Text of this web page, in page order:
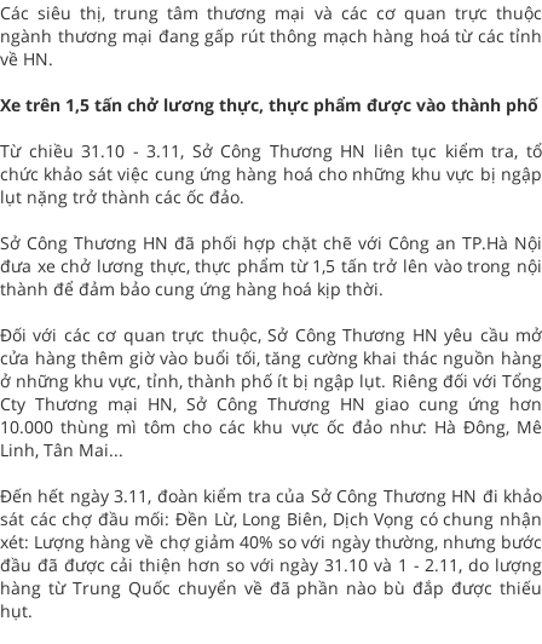
Các siêu thị, trung tâm thương mại và các cơ quan trực thuộc
ngành thương mại đang gấp rút thông mạch hàng hoá từ các tỉnh
về HN.
Xe trên 1,5 tấn chở lương thực, thực phẩm được vào thành phố
Từ chiều 31.10 - 3.11, Sở Công Thương HN liên tục kiểm tra, tổ
chức khảo sát việc cung ứng hàng hoá cho những khu vực bị ngập
lụt nặng trở thành các ốc đảo.
Sở Công Thương HN đã phối hợp chặt chẽ với Công an TP.Hà Nội
đưa xe chở lương thực, thực phẩm từ 1,5 tấn trở lên vào trong nội
thành để đảm bảo cung ứng hàng hoá kịp thời.
Đối với các cơ quan trực thuộc, Sở Công Thương HN yêu cầu mở
cửa hàng thêm giờ vào buổi tối, tăng cường khai thác nguồn hàng
ở những khu vực, tỉnh, thành phố ít bị ngập lụt. Riêng đối với Tổng
Cty Thương mại HN, Sở Công Thương HN giao cung ứng hơn
10.000 thùng mì tôm cho các khu vực ốc đảo như: Hà Đông, Mê
Linh, Tân Mai...
Đến hết ngày 3.11, đoàn kiểm tra của Sở Công Thương HN đi khảo
sát các chợ đầu mối: Đền Lừ, Long Biên, Dịch Vọng có chung nhận
xét: Lượng hàng về chợ giảm 40% so với ngày thường, nhưng bước
đầu đã được cải thiện hơn so với ngày 31.10 và 1 - 2.11, do lượng
hàng từ Trung Quốc chuyển về đã phần nào bù đắp được thiếu
hụt.